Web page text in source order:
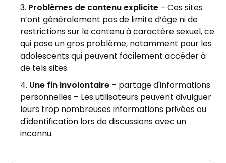
Problèmes de contenu explicite – Ces sites
n’ont généralement pas de limite d’âge ni de
restrictions sur le contenu à caractère sexuel, ce
qui pose un gros problème, notamment pour les
adolescents qui peuvent facilement accéder à
de tels sites.
Une fin involontaire – partage d'informations
personnelles – Les utilisateurs peuvent divulguer
leurs trop nombreuses informations privées ou
d'identification lors de discussions avec un
inconnu.